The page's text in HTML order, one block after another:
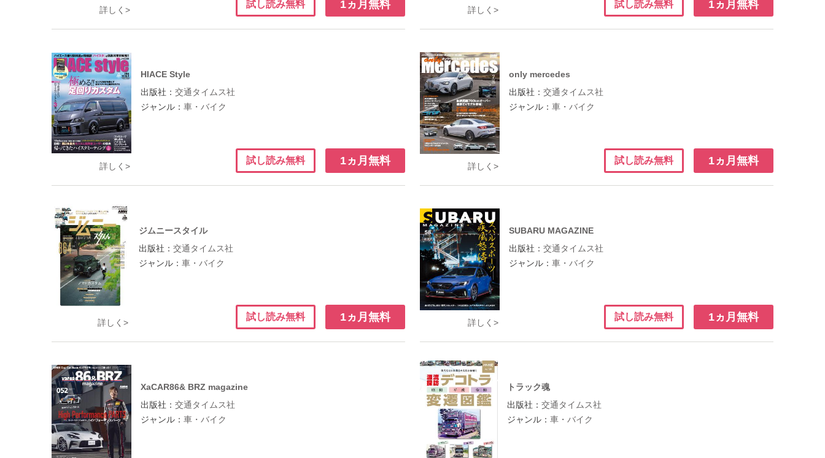
詳しく>
試し読み無料 1ヵ月無料 詳しく>
試し読み無料 1ヵ月無料
詳しく>
HIACE Style
出版社： 交通タイムス社
ジャンル： 車・バイク
試し読み無料 1ヵ月無料 詳しく>
only mercedes
出版社： 交通タイムス社
ジャンル： 車・バイク
試し読み無料 1ヵ月無料
詳しく>
ジムニースタイル
出版社：交通タイムス社
ジャンル：車・バイク
試し読み無料 1ヵ月無料 詳しく>
SUBARU MAGAZINE
出版社： 交通タイムス社
ジャンル： 車・バイク
試し読み無料 1ヵ月無料
XaCAR86& BRZ magazine
出版社： 交通タイムス社
ジャンル： 車・バイク
トラック魂
出版社：交通タイムス社
ジャンル：車・バイク